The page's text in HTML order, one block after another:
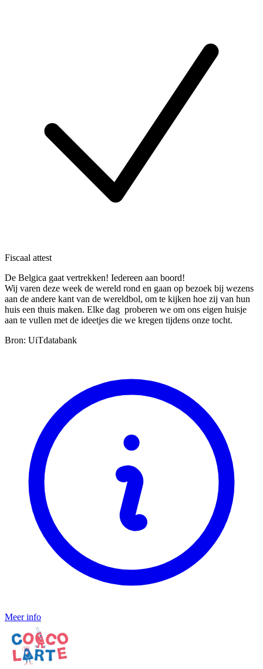
Fiscaal attest
De Belgica gaat vertrekken! Iedereen aan boord!
Wij varen deze week de wereld rond en gaan op bezoek bij wezens
aan de andere kant van de wereldbol, om te kijken hoe zij van hun
huis een thuis maken. Elke dag proberen we om ons eigen huisje
aan te vullen met de ideetjes die we kregen tijdens onze tocht.
Bron: UiTdatabank
Meer info